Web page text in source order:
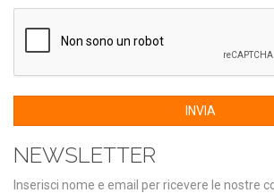
INVIA
NEWSLETTER
Inserisci nome e email per ricevere le nostre